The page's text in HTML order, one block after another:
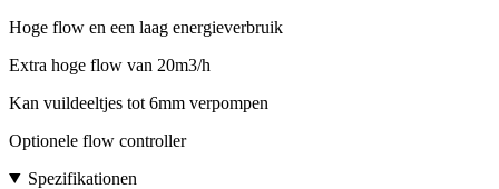
Hoge flow en een laag energieverbruik
Extra hoge flow van 20m3/h
Kan vuildeeltjes tot 6mm verpompen
Optionele flow controller
Spezifikationen